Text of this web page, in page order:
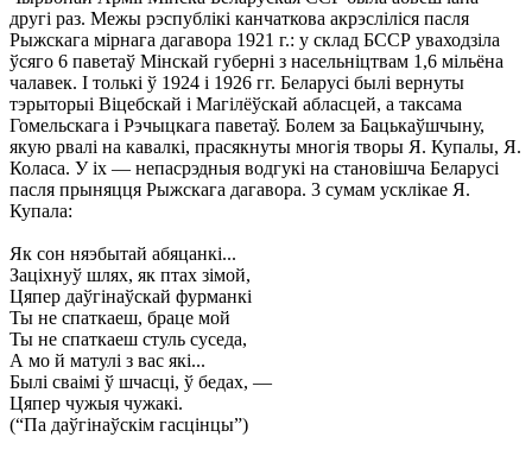
другі раз. Межы рэспублікі канчаткова акрэсліліся пасля
Рыжскага мірнага дагавора 1921 г.: у склад БССР уваходзіла
ўсяго 6 паветаў Мінскай губерні з насельніцтвам 1,6 мільёна
чалавек. I толькі ў 1924 і 1926 гг. Беларусі былі вернуты
тэрыторыі Віцебскай і Магілёўскай абласцей, а таксама
Гомельскага і Рэчыцкага паветаў. Болем за Бацькаўшчыну,
якую рвалі на кавалкі, прасякнуты многія творы Я. Купалы, Я.
Коласа. У іх — непасрэдныя водгукі на становішча Беларусі
пасля прыняцця Рыжскага дагавора. 3 сумам усклікае Я.
Купала:
Як сон няэбытай абяцанкі...
Заціхнуў шлях, як птах зімой,
Цяпер даўгінаўскай фурманкі
Ты не спаткаеш, браце мой
Ты не спаткаеш стуль суседа,
А мо й матулі з вас які...
Былі сваімі ў шчасці, ў бедах, —
Цяпер чужыя чужакі.
(“Па даўгінаўскім гасцінцы”)